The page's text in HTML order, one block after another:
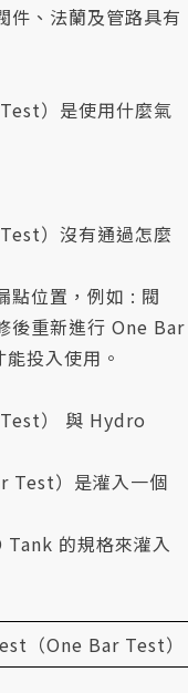
件、法蘭及管路具有
）是使用什麼氣
）沒有通過怎麼
點位置，例如 : 閥
後重新進行 One Bar
投入使用。
） 與 Hydro
Test）是灌入一個
的規格來灌入
（One Bar Test）